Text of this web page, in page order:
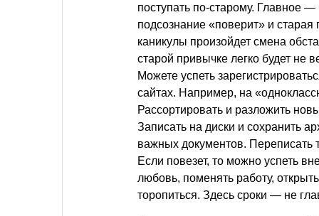
поступать по-старому. Главное
подсознание «поверит» и
каникулы произойдет смена
старой привычке легко будет не
Можете успеть
сайтах. Например, на
Рассортировать и разложить
Записать на диски и сохранить
важных документов. Переписать
Если повезет, то можно успеть
любовь, поменять работу,
торопиться. Здесь сроки — не